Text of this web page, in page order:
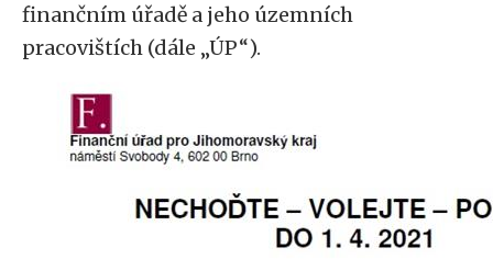
finančním úřadě a jeho územních
pracovištích (dále „ÚP“).